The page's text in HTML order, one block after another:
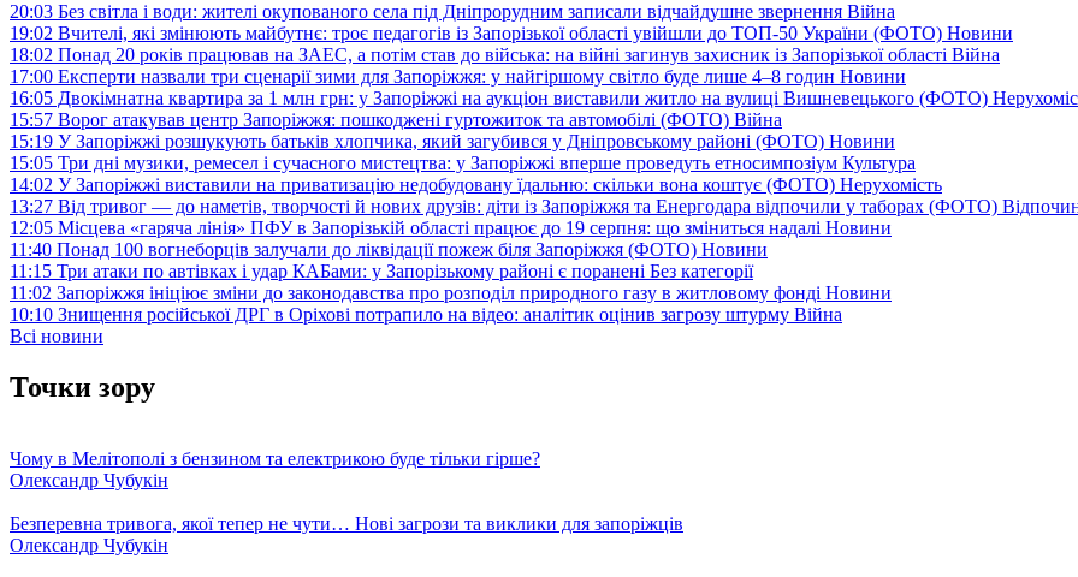
20:03 Без світла і води: жителі окупованого села під Дніпрорудним записали відчайдушне звернення Війна
19:02 Вчителі, які змінюють майбутнє: троє педагогів із Запорізької області увійшли до ТОП-50 України (ФОТО) Новини
18:02 Понад 20 років працював на ЗАЕС, а потім став до війська: на війні загинув захисник із Запорізької області Війна
17:00 Експерти назвали три сценарії зими для Запоріжжя: у найгіршому світло буде лише 4–8 годин Новини
16:05 Двокімнатна квартира за 1 млн грн: у Запоріжжі на аукціон виставили житло на вулиці Вишневецького (ФОТО)
15:57 Ворог атакував центр Запоріжжя: пошкоджені гуртожиток та автомобілі (ФОТО) Війна
15:19 У Запоріжжі розшукують батьків хлопчика, який загубився у Дніпровському районі (ФОТО) Новини
15:05 Три дні музики, ремесел і сучасного мистецтва: у Запоріжжі вперше проведуть етносимпозіум Культура
14:02 У Запоріжжі виставили на приватизацію недобудовану їдальню: скільки вона коштує (ФОТО) Нерухомість
13:27 Від тривог — до наметів, творчості й нових друзів: діти із Запоріжжя та Енергодара відпочили у таборах (ФОТО)
12:05 Місцева «гаряча лінія» ПФУ в Запорізькій області працює до 19 серпня: що зміниться надалі Новини
11:40 Понад 100 вогнеборців залучали до ліквідації пожеж біля Запоріжжя (ФОТО) Новини
11:15 Три атаки по автівках і удар КАБами: у Запорізькому районі є поранені Без категорії
11:02 Запоріжжя ініціює зміни до законодавства про розподіл природного газу в житловому фонді Новини
10:10 Знищення російської ДРГ в Оріхові потрапило на відео: аналітик оцінив загрозу штурму Війна
Всі новини
Точки зору
Чому в Мелітополі з бензином та електрикою буде тільки гірше?
Олександр Чубукін
Безперевна тривога, якої тепер не чути… Нові загрози та виклики для запоріжців
Олександр Чубукін